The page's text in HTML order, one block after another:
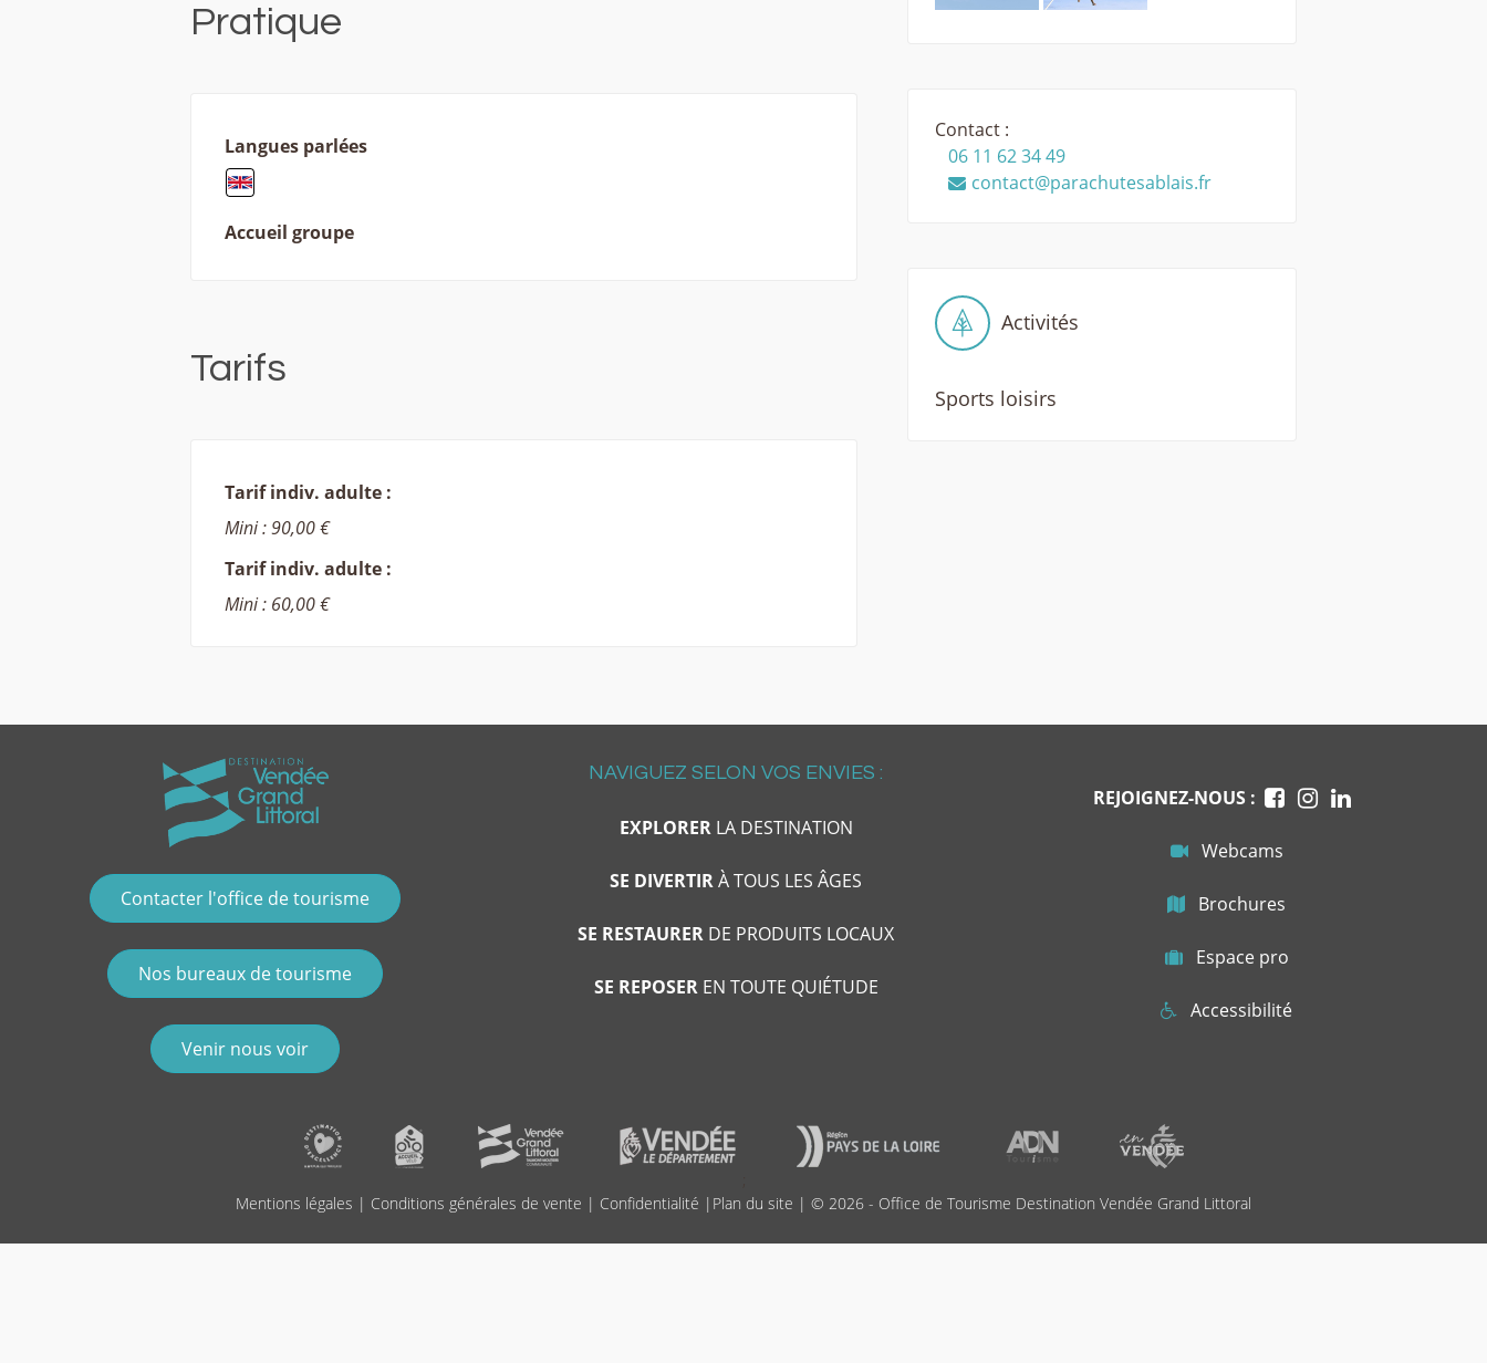
Pratique
Langues parlées
Accueil groupe
Tarifs
Tarif indiv. adulte :
Mini : 90,00 €
Tarif indiv. adulte :
Mini : 60,00 €
Contact :
06 11 62 34 49
contact@parachutesablais.fr
Activités
Sports loisirs
Contacter l'office de tourisme
Nos bureaux de tourisme
Venir nous voir
NAVIGUEZ SELON VOS ENVIES :
EXPLORERLA DESTINATION
SE DIVERTIRÀ TOUS LES ÂGES
SE RESTAURER DE PRODUITS LOCAUX
SE REPOSEREN TOUTE QUIÉTUDE
REJOIGNEZ-NOUS :
Webcams
Brochures
Espace pro
Accessibilité
Mentions légales | Conditions générales de vente | Confidentialité | Plan du site | © 2026 - Office de Tourisme Destination Vendée Grand Littoral